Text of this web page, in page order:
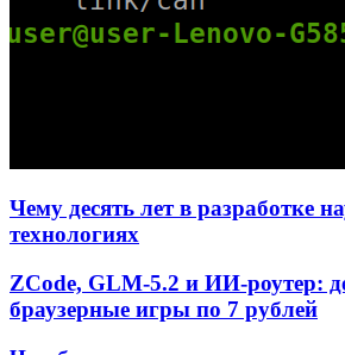
Чему десять лет в разработке
технологиях
ZCode, GLM-5.2 и ИИ-роутер:
браузерные игры по 7 рублей